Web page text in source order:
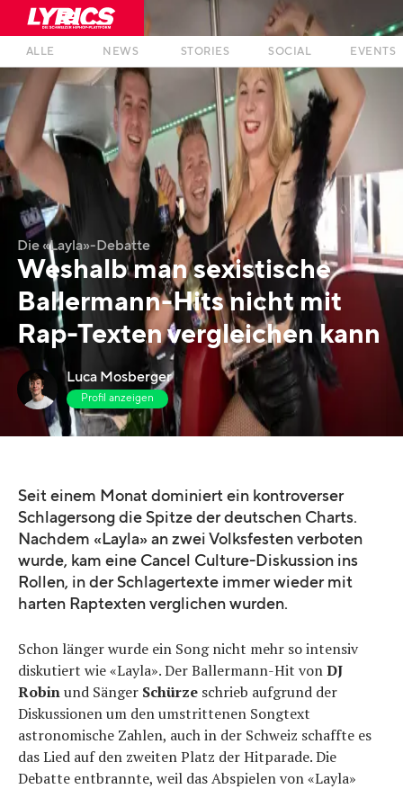
ALLE NEWS STORIES SOCIAL EVENTS
Die «Layla»-Debatte
Weshalb man sexistische
Ballermann-Hits nicht mit
Rap-Texten vergleichen kann
Luca Mosberger
Profil anzeigen
Seit einem Monat dominiert ein kontroverser
Schlagersong die Spitze der deutschen Charts.
Nachdem «Layla» an zwei Volksfesten verboten
wurde, kam eine Cancel Culture-Diskussion ins
Rollen, in der Schlagertexte immer wieder mit
harten Raptexten verglichen wurden.
Schon länger wurde ein Song nicht mehr so intensiv
diskutiert wie «Layla». Der Ballermann-Hit vonDJ
Robinund Sänger Schürze schrieb aufgrund der
Diskussionen um den umstrittenen Songtext
astronomische Zahlen, auch in der Schweiz schaffte es
das Lied auf den zweiten Platz der Hitparade. Die
Debatte entbrannte, weil das Abspielen von «Layla»